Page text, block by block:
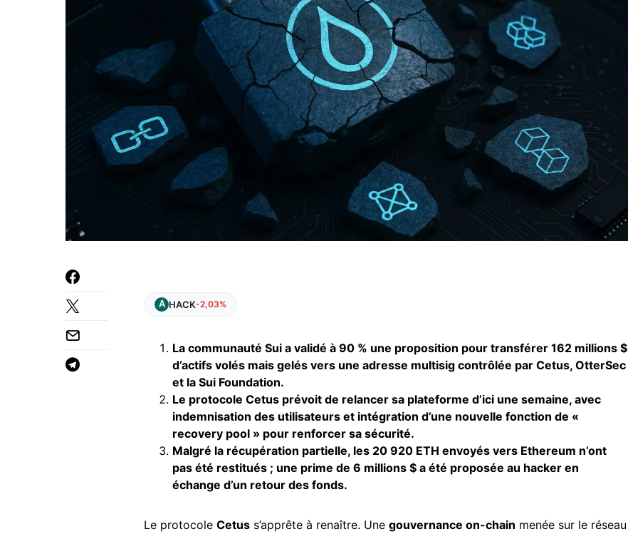
HACK-2,03%
La communauté Sui a validé à 90 % une proposition pour transférer 162 millions $
d’actifs volés mais gelés vers une adresse multisig contrôlée par Cetus, OtterSec
et la Sui Foundation.
Le protocole Cetus prévoit de relancer sa plateforme d’ici une semaine, avec
indemnisation des utilisateurs et intégration d’une nouvelle fonction de «
recovery pool » pour renforcer sa sécurité.
Malgré la récupération partielle, les 20 920 ETH envoyés vers Ethereum n’ont
pas été restitués ; une prime de 6 millions $ a été proposée au hacker en
échange d’un retour des fonds.
Le protocole Cetus s’apprête à renaître. Une gouvernance on-chain menée sur le réseau